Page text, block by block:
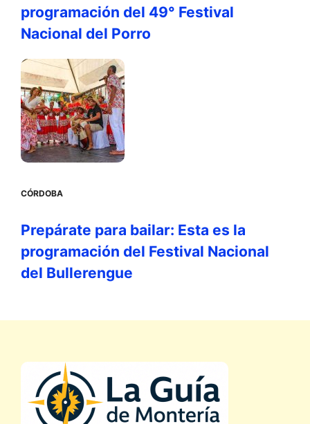
programación del 49° Festival
Nacional del Porro
CÓRDOBA
Prepárate para bailar: Esta es la
programación del Festival Nacional
del Bullerengue